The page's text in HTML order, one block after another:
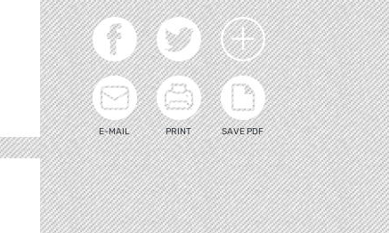
E-MAIL PRINT SAVE PDF